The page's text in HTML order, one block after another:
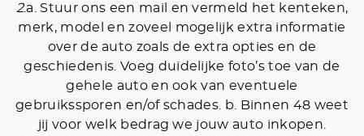
2.a. Stuur ons een mail en vermeld het kenteken,
merk, model en zoveel mogelijk extra informatie
over de auto zoals de extra opties en de
geschiedenis. Voeg duidelijke foto’s toe van de
gehele auto en ook van eventuele
gebruikssporen en/of schades. b. Binnen 48 weet
jij voor welk bedrag we jouw auto inkopen.